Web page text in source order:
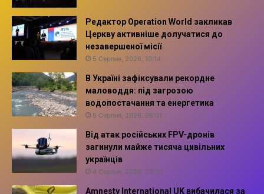
Редактор Operation World закликав
Церкву активніше долучатися до
незавершеної місії
5 Серпня, 2026, 10:14
В Україні зафіксували рекордне
маловоддя: під загрозою
водопостачання та енергетика
5 Серпня, 2026, 08:01
Від атак російських FPV-дронів
загинули майже тисяча цивільних
українців
4 Серпня, 2026, 22:30
Amnesty International UK вибачилася за